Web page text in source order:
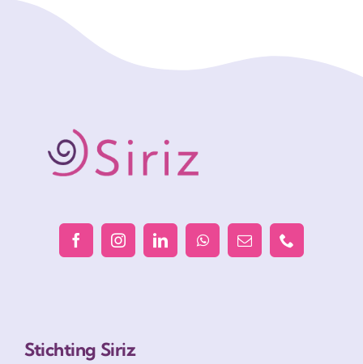
Stichting Siriz